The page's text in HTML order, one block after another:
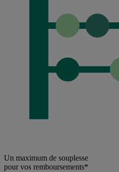
Un maximum de souplesse
pour vos remboursements*